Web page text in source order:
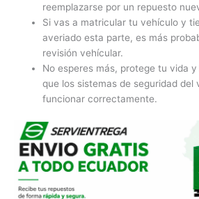
reemplazarse por un repuesto
Si vas a matricular tu vehículo y
averiado esta parte, es más
revisión vehícular.
No esperes más, protege tu vida
que los sistemas de seguridad del
funcionar correctamente.